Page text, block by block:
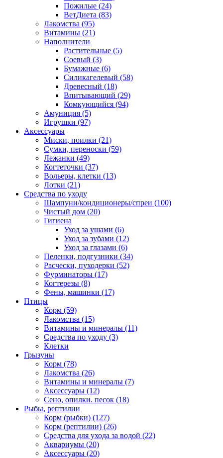
Пожилые (24)
ВетДиета (83)
Лакомства (95)
Витамины (21)
Наполнители
Растительные (5)
Соевый (3)
Бумажные (6)
Силикагелевый (58)
Древесный (18)
Впитывающий (29)
Комкующийся (94)
Амуниция (5)
Игрушки (97)
Аксессуары
Миски, поилки (21)
Сумки, переноски (59)
Лежанки (49)
Когтеточки (37)
Вольеры, клетки (13)
Лотки (21)
Средства по уходу
Шампуни/кондиционеры/спреи (100)
Чистый дом (20)
Гигиена
Уход за ушами (6)
Уход за зубами (12)
Уход за глазами (6)
Пеленки, подгузники (34)
Расчески, пуходерки (52)
Фурминаторы (17)
Когтерезы (8)
Фены, машинки (17)
Птицы
Корм (59)
Лакомства (15)
Витамины и минералы (11)
Средства по уходу (3)
Клетки
Грызуны
Корм (78)
Лакомства (26)
Витамины и минералы (7)
Аксессуары (12)
Сено, опилки. песок (18)
Рыбы, рептилии
Корм (рыбки) (127)
Корм (рептилии) (26)
Средства для ухода за водой (22)
Аквариумы (20)
Аксессуары (20)